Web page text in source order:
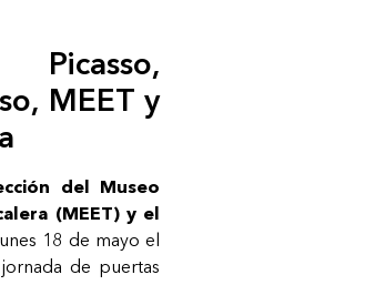
MEET y
del Museo
(MEET) y el
18 de mayo el
de puertas